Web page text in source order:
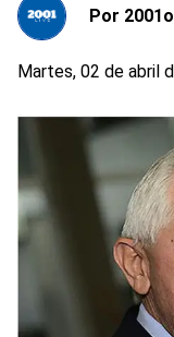
Por
Martes, 02 de abril